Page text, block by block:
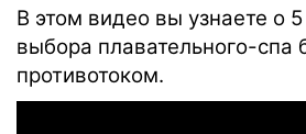
В этом видео вы узнаете о
выбора плавательного-спа
противотоком.